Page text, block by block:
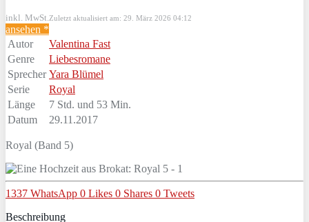
inkl. MwSt. Zuletzt aktualisiert am: 29. März 2026 04:12
ansehen *
Autor
Valentina Fast
Genre
Liebesromane
Sprecher Yara Blümel
Serie
Royal
Länge
7 Std. und 53 Min.
Datum
29.11.2017
Royal (Band 5)
1337 WhatsApp 0 Likes 0 Shares 0 Tweets
Beschreibung